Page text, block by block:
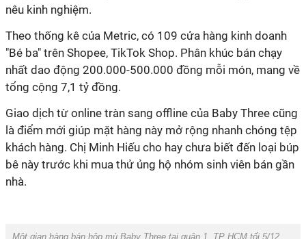
nêu kinh nghiệm.
Theo thống kê của Metric, có 109 cửa hàng kinh doanh
"Bé ba" trên Shopee, TikTok Shop. Phân khúc bán chạy
nhất dao động 200.000-500.000 đồng mỗi món, mang về
tổng cộng 7,1 tỷ đồng.
Giao dịch từ online tràn sang offline của Baby Three cũng
là điểm mới giúp mặt hàng này mở rộng nhanh chóng tệp
khách hàng. Chị Minh Hiếu cho hay chưa biết đến loại búp
bê này trước khi mua thử ủng hộ nhóm sinh viên bán gần
nhà.
Một gian hàng bán hộp mù Baby Three tại quận 1, TP HCM tối 5/12.